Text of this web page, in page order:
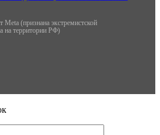
(признана экстремистской
на территории РФ)